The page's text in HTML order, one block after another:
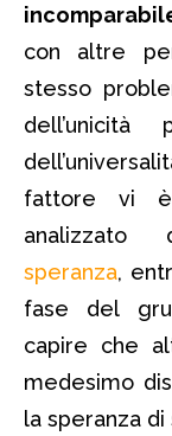
con altre
stesso
dell’unicità
fattore vi
speranza,
fase del
capire che
medesimo
la speranza di